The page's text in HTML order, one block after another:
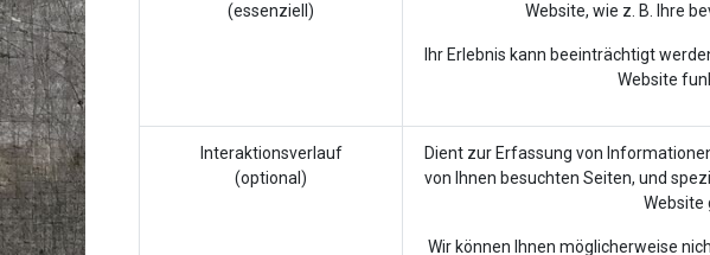
(essenziell)
Website, wie z. B. Ihre
Ihr Erlebnis kann beeinträchtigt
Website
Interaktionsverlauf
(optional)
Dient zur Erfassung von
von Ihnen besuchten Seiten, und
Website
Wir können Ihnen möglicherweise